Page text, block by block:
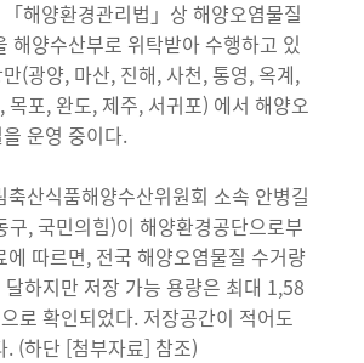
해양환경관리법」상 해양오염물질
해양수산부로 위탁받아 수행하고 있
(광양, 마산, 진해, 사천, 통영, 옥계,
목포, 완도, 제주, 서귀포) 에서 해양오
운영 중이다.
축산식품해양수산위원회 소속 안병길
구, 국민의힘)이 해양환경공단으로부
에 따르면, 전국 해양오염물질 수거량
하지만 저장 가능 용량은 최대 1,58
로 확인되었다. 저장공간이 적어도
. (하단 [첨부자료] 참조)